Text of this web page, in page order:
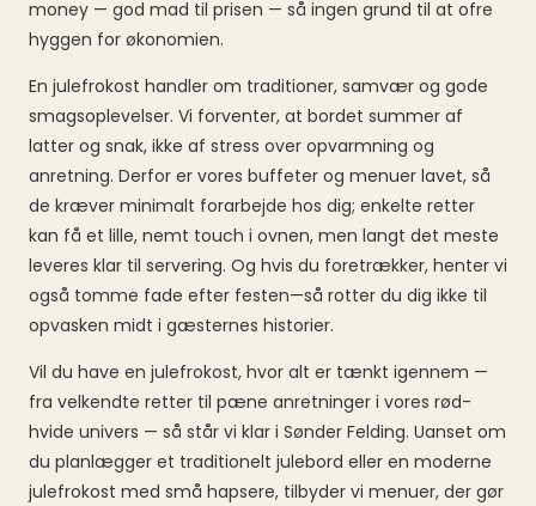
money — god mad til prisen — så ingen grund til at ofre
hyggen for økonomien.
En julefrokost handler om traditioner, samvær og gode
smagsoplevelser. Vi forventer, at bordet summer af
latter og snak, ikke af stress over opvarmning og
anretning. Derfor er vores buffeter og menuer lavet, så
de kræver minimalt forarbejde hos dig; enkelte retter
kan få et lille, nemt touch i ovnen, men langt det meste
leveres klar til servering. Og hvis du foretrækker, henter vi
også tomme fade efter festen—så rotter du dig ikke til
opvasken midt i gæsternes historier.
Vil du have en julefrokost, hvor alt er tænkt igennem —
fra velkendte retter til pæne anretninger i vores rød-
hvide univers — så står vi klar i Sønder Felding. Uanset om
du planlægger et traditionelt julebord eller en moderne
julefrokost med små hapsere, tilbyder vi menuer, der gør